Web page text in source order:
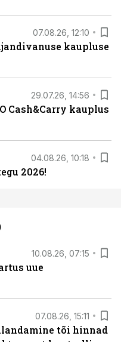
07.08.26, 12:10
kaupluse
29.07.26, 14:56
Cash&Carry kauplus
04.08.26, 10:18
2026!
10.08.26, 07:15
uue
07.08.26, 15:11
tõi hinnad